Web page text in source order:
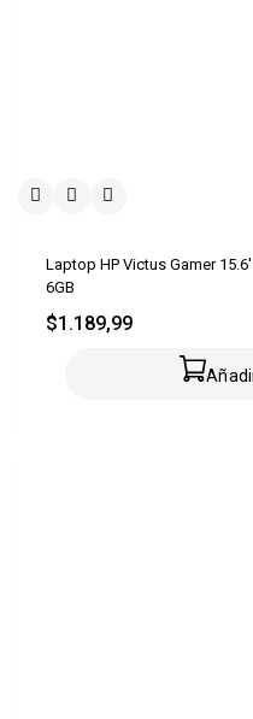
Laptop HP Victus Gamer
6GB
$1.189,99